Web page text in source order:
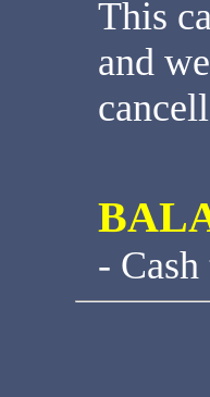
This
and
-